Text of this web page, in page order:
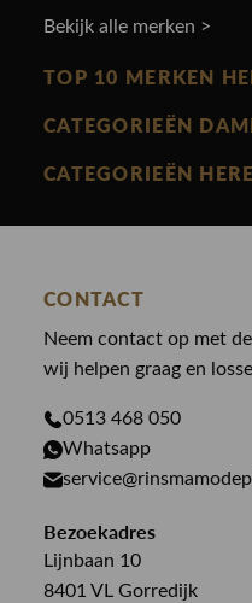
Bekijk alle merken >
TOP 10 MERKEN
Vanguard
Cast Iron
State Of Art
Law of the sea
Paul en Shark
Genti
PME Legend
Butcher of Blue
Bekijk alle merken >
CATEGORIEËN
Nieuw binnen
Blouses
Broeken
Gilets
Jassen
Jeans
Jurken
Rokken
CATEGORIEËN
Broeken
Colberts
Giftcards
Jassen
Overhemden
T-shirts
CONTACT
Neem contact op met
wij helpen graag en
0513 468 050
Whatsapp
Bezoekadres
Lijnbaan 10
8401 VL Gorredijk